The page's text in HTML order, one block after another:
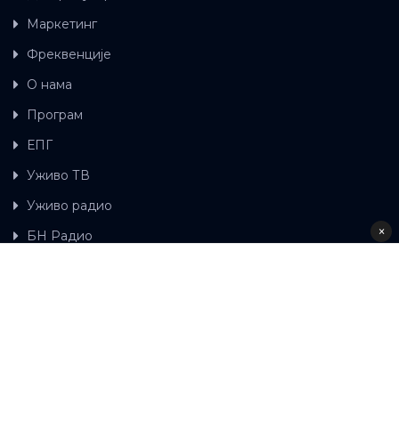
Маркетинг
Фреквенције
О нама
Програм
ЕПГ
Уживо ТВ
Уживо радио
БН Радио
×